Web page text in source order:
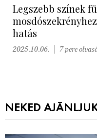
Legszebb színek
hatás
2025.10.06. 7 perc
NEKED